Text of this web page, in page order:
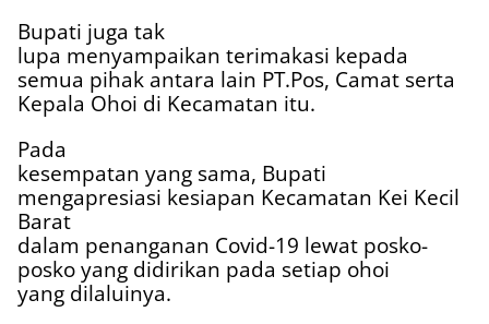
Bupati juga tak
lupa menyampaikan terimakasi kepada
semua pihak antara lain PT.Pos, Camat serta
Kepala Ohoi di Kecamatan itu.
Pada
kesempatan yang sama, Bupati
mengapresiasi kesiapan Kecamatan Kei Kecil
Barat
dalam penanganan Covid-19 lewat posko-
posko yang didirikan pada setiap ohoi
yang dilaluinya.